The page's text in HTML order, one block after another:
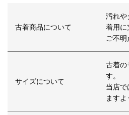
古着商品について
汚れや
着用に
ご不
サイズについて
古着の
す。
当店
ますよ